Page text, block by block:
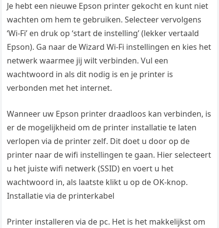
Je hebt een nieuwe Epson printer gekocht en kunt niet
wachten om hem te gebruiken. Selecteer vervolgens
‘Wi-Fi’ en druk op ‘start de instelling’ (lekker vertaald
Epson). Ga naar de Wizard Wi-Fi instellingen en kies het
netwerk waarmee jij wilt verbinden. Vul een
wachtwoord in als dit nodig is en je printer is
verbonden met het internet.
Wanneer uw Epson printer draadloos kan verbinden, is
er de mogelijkheid om de printer installatie te laten
verlopen via de printer zelf. Dit doet u door op de
printer naar de wifi instellingen te gaan. Hier selecteert
u het juiste wifi netwerk (SSID) en voert u het
wachtwoord in, als laatste klikt u op de OK-knop.
Installatie via de printerkabel
Printer installeren via de pc. Het is het makkelijkst om